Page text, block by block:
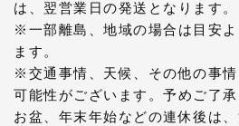
は、翌営業日の発送となります。
※一部離島、地域の場合は目安よ
ます。
※交通事情、天候、その他の事
可能性がございます。予めご了承
お盆、年末年始などの連休後は